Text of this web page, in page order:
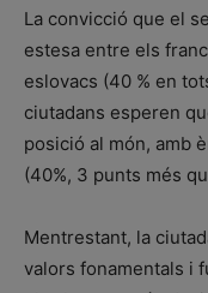
La convicció que el
estesa entre els
eslovacs (40 % en
ciutadans esperen
posició al món, amb
(40%, 3 punts més
Mentrestant, la
valors fonamentals i